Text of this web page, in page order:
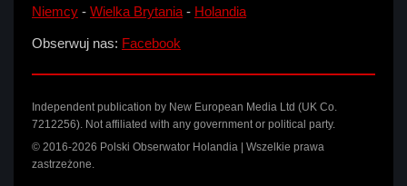
Niemcy - Wielka Brytania- Holandia
Obserwuj nas: Facebook
Independent publication by New European Media Ltd (UK Co.
7212256). Not affiliated with any government or political party.
© 2016-2026 Polski Obserwator Holandia | Wszelkie prawa
zastrzeżone.